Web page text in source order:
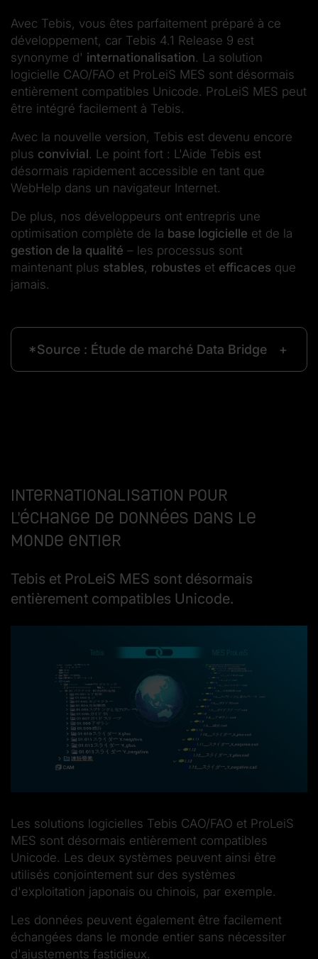
Avec Tebis, vous êtes parfaitement préparé à ce
développement, car Tebis 4.1 Release 9 est
synonyme d' internationalisation. La solution
logicielle CAO/FAO et ProLeiS MES sont désormais
entièrement compatibles Unicode. ProLeiS MES peut
être intégré facilement à Tebis.
Avec la nouvelle version, Tebis est devenu encore
plus convivial. Le point fort : L'Aide Tebis est
désormais rapidement accessible en tant que
WebHelp dans un navigateur Internet.
De plus, nos développeurs ont entrepris une
optimisation complète de la base logicielle et de la
gestion de la qualité – les processus sont
maintenant plus stables, robustes et efficaces que
jamais.
*Source : Étude de marché Data Bridge
Internationalisation pour
l'échange de données dans le
monde entier
Tebis et ProLeiS MES sont désormais
entièrement compatibles Unicode.
Les solutions logicielles Tebis CAO/FAO et ProLeiS
MES sont désormais entièrement compatibles
Unicode. Les deux systèmes peuvent ainsi être
utilisés conjointement sur des systèmes
d'exploitation japonais ou chinois, par exemple.
Les données peuvent également être facilement
échangées dans le monde entier sans nécessiter
d'ajustements fastidieux.